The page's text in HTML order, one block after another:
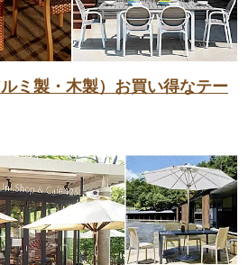
ミ製・木製）お買い得なテー